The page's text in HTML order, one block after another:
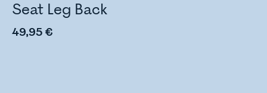
Seat Leg Back
49,95 €